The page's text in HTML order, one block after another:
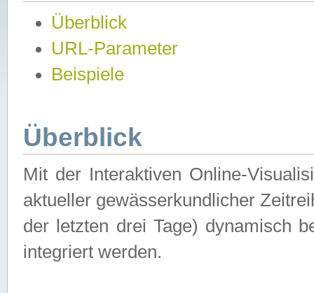
Überblick
URL-Parameter
Beispiele
Überblick
Mit der Interaktiven Online-
aktueller gewässerkundlicher
der letzten drei Tage) dynamisch
integriert werden.